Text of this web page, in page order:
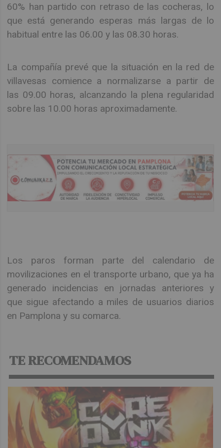
60% han partido con retraso de las cocheras, lo
que está generando esperas más largas de lo
habitual entre las 06.00 y las 08.30 horas.
La compañía prevé que la situación en la red de
villavesas comience a normalizarse a partir de
las 09.00 horas, alcanzando la plena regularidad
sobre las 10.00 horas aproximadamente.
Los paros forman parte del calendario de
movilizaciones en el transporte urbano, que ya ha
generado incidencias en jornadas anteriores y
que sigue afectando a miles de usuarios diarios
en Pamplona y su comarca.
TE RECOMENDAMOS